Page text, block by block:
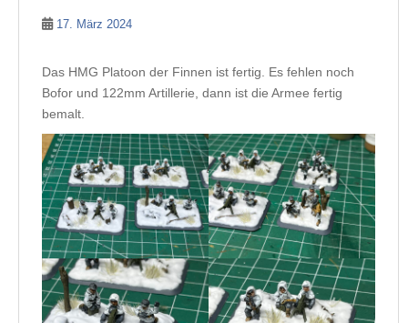
17. März 2024
Das HMG Platoon der Finnen ist fertig. Es fehlen noch
Bofor und 122mm Artillerie, dann ist die Armee fertig
bemalt.